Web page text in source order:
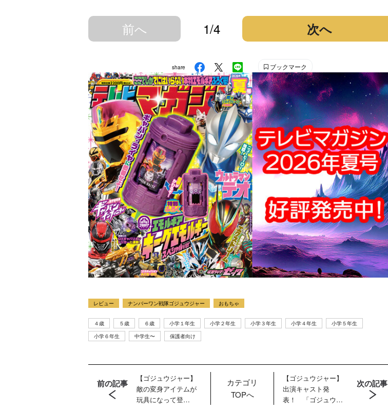
前へ 1/4 次へ
share ブックマーク
レビュー ナンバーワン戦隊ゴジュウジャー おもちゃ
４歳 ５歳 ６歳 小学１年生 小学２年生 小学３年生 小学４年生
小学５年生
小学６年生
中学生〜 保護者向け
前の記事
【ゴジュウジャー】
敵の変身アイテムが
玩具になって登
カテゴリ
TOPへ
【ゴジュウジャー】
出演キャスト発
表！ 「ゴジュウジ
次の記事
【特別編】トラ
ごー！ごー！
【月イチ更新】
【第6話更新
トランスフォー
マーごー！ご
ウルトラマンシ
念！ ウルトラ
別インタビュー
念！ 仮面ライ
タビュー